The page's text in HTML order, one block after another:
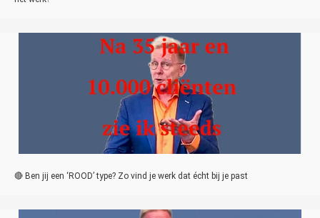
🔴 Ben jij een ‘ROOD’ type? Zo vind je werk dat écht bij je past